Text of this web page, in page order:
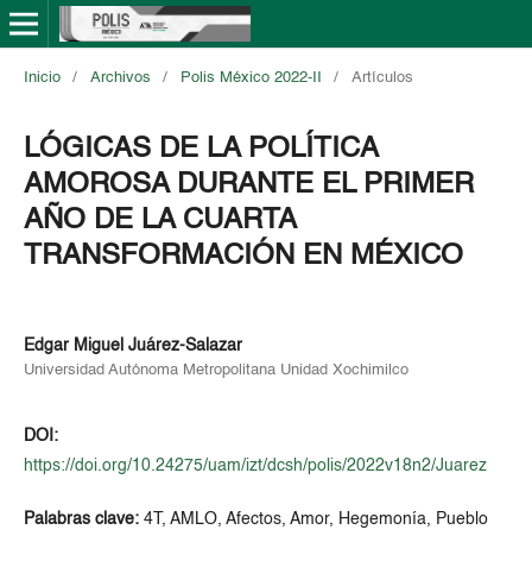
Inicio / Archivos / Polis México 2022-II / Artículos
LÓGICAS DE LA POLÍTICA
AMOROSA DURANTE EL PRIMER
AÑO DE LA CUARTA
TRANSFORMACIÓN EN MÉXICO
Edgar Miguel Juárez-Salazar
Universidad Autónoma Metropolitana Unidad Xochimilco
DOI:
https://doi.org/10.24275/uam/izt/dcsh/polis/2022v18n2/Juarez
Palabras clave: 4T, AMLO, Afectos, Amor, Hegemonía, Pueblo